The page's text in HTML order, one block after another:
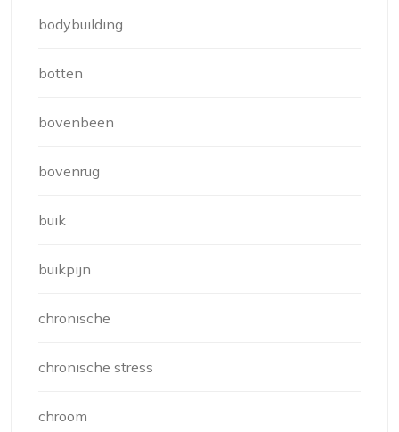
bodybuilding
botten
bovenbeen
bovenrug
buik
buikpijn
chronische
chronische stress
chroom